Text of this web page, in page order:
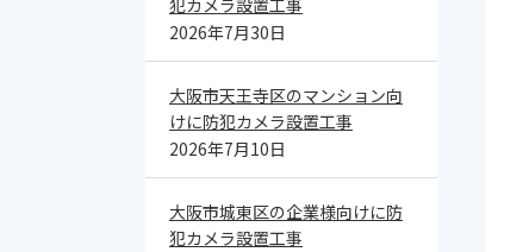
犯カメラ設置工事
2026年7月30日
大阪市天王寺区のマンション向
けに防犯カメラ設置工事
2026年7月10日
大阪市城東区の企業様向けに防
犯カメラ設置工事